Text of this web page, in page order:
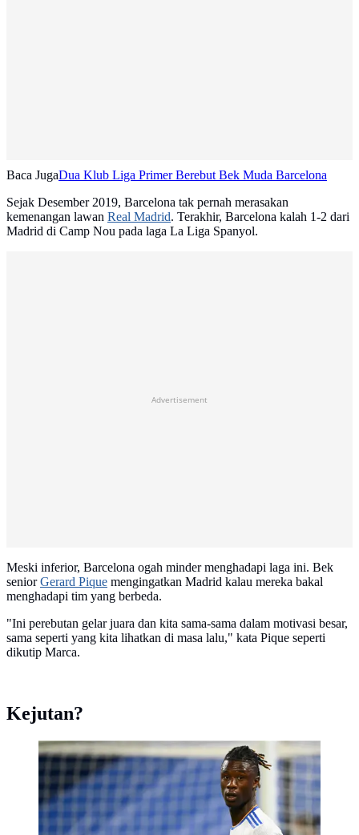
Baca JugaDua Klub Liga Primer Berebut Bek Muda Barcelona
Sejak Desember 2019, Barcelona tak pernah merasakan
kemenangan lawan Real Madrid. Terakhir, Barcelona kalah 1-2 dari
Madrid di Camp Nou pada laga La Liga Spanyol.
Advertisement
Meski inferior, Barcelona ogah minder menghadapi laga ini. Bek
seniorGerard Pique mengingatkan Madrid kalau mereka bakal
menghadapi tim yang berbeda.
"Ini perebutan gelar juara dan kita sama-sama dalam motivasi besar,
sama seperti yang kita lihatkan di masa lalu," kata Pique seperti
dikutip Marca.
Kejutan?
Eduardo Camavinga - Pemain berusai 18 tahun ini
merupakan gelandang masa depan Real Madrid.
Dengan kepercayaan diri yang tinggi serta tangguh,
Camavinga telah menunjukan kualitasnya sebagai
pemain lini tengah Los Blancos yang bisa diandalkan.
(AFP/Gabriel Bouys)